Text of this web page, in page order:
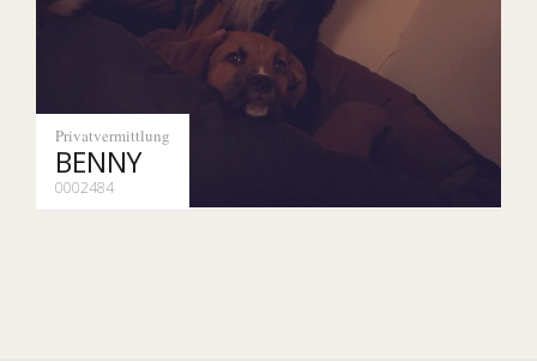
Privatvermittlung
BENNY
0002484